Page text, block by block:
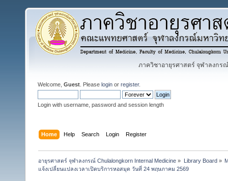
ภาควิชาอายุรศาสตร์ จุฬาลงกรณ์
Welcome, Guest . Please login or register.
Login with username, password and session length
Home Help Search Login Register
อายุรศาสตร์ จุฬาลงกรณ์ Chulalongkorn Internal Medicine » Library Board»
แจ้งเปลี่ยนแปลงเวลาเปิดบริการหอสมุด วันที่ 24 พฤษภาคม 2569